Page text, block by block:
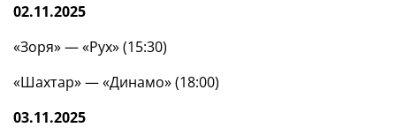
02.11.2025
«Зоря» — «Рух» (15:30)
«Шахтар» — «Динамо» (18:00)
03.11.2025